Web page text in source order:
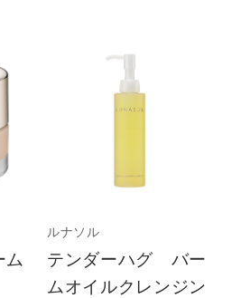
ム
ルナソル
テンダーハグ バー
ムオイルクレンジン